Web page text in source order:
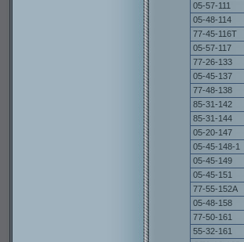
05-57-111
05-48-114
77-45-116Т
05-57-117
77-26-133
05-45-137
77-48-138
85-31-142
85-31-144
05-20-147
05-45-148-1
05-45-149
05-45-151
77-55-152А
05-48-158
77-50-161
55-32-161